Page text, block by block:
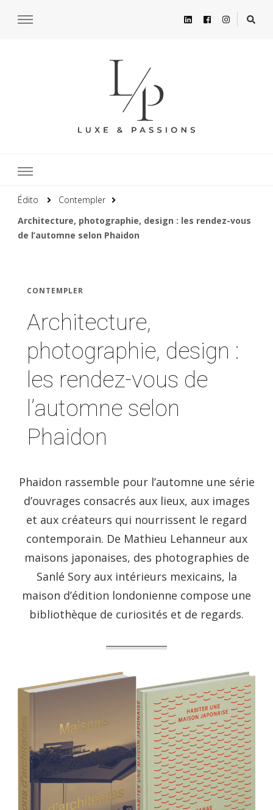
Édito
Contempler
Architecture, photographie, design : les rendez-vous
de l’automne selon Phaidon
CONTEMPLER
Architecture,
photographie, design :
les rendez-vous de
l’automne selon
Phaidon
Phaidon rassemble pour l’automne une série
d’ouvrages consacrés aux lieux, aux images
et aux créateurs qui nourrissent le regard
contemporain. De Mathieu Lehanneur aux
maisons japonaises, des photographies de
Sanlé Sory aux intérieurs mexicains, la
maison d’édition londonienne compose une
bibliothèque de curiosités et de regards.